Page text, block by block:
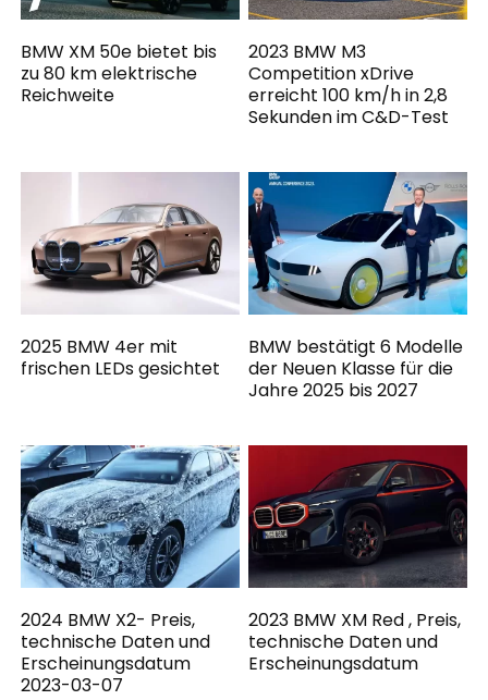
BMW XM 50e bietet bis
zu 80 km elektrische
Reichweite
2023 BMW M3
Competition xDrive
erreicht 100 km/h in 2,8
Sekunden im C&D-Test
2025 BMW 4er mit
frischen LEDs gesichtet
BMW bestätigt 6 Modelle
der Neuen Klasse für die
Jahre 2025 bis 2027
2024 BMW X2- Preis,
technische Daten und
Erscheinungsdatum
2023-03-07
2023 BMW XM Red , Preis,
technische Daten und
Erscheinungsdatum